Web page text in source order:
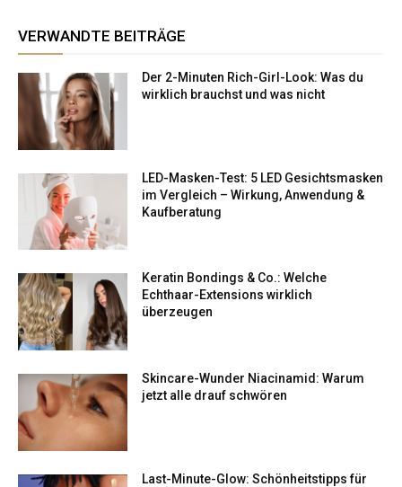
VERWANDTE BEITRÄGE
Der 2-Minuten Rich-Girl-Look: Was du
wirklich brauchst und was nicht
LED-Masken-Test: 5 LED Gesichtsmasken
im Vergleich – Wirkung, Anwendung &
Kaufberatung
Keratin Bondings & Co.: Welche
Echthaar-Extensions wirklich
überzeugen
Skincare-Wunder Niacinamid: Warum
jetzt alle drauf schwören
Last-Minute-Glow: Schönheitstipps für